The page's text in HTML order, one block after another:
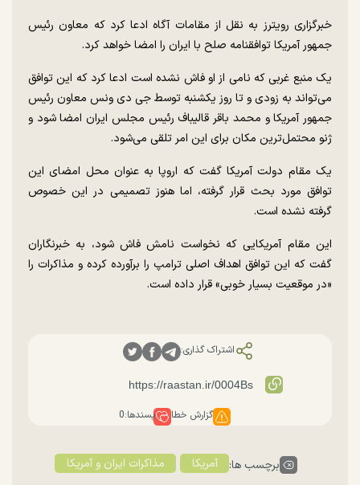
خبرگزاری رویترز به نقل از مقامات آگاه ادعا کرد که معاون رئیس
جمهور آمریکا توافقنامه صلح با ایران را امضا خواهد کرد.
یک منبع غربی که نامی از او فاش نشده است ادعا کرد که این توافق
می‌تواند به زودی و تا روز یکشنبه توسط جی دی ونس معاون رئیس
جمهور آمریکا و محمد باقر قالیباف رئیس مجلس ایران امضا شود و
ژنو محتمل‌ترین مکان برای این امر تلقی می‌شود.
یک مقام دولت آمریکا گفت که اروپا به عنوان محل امضای این
توافق مورد بحث قرار گرفته، اما هنوز تصمیمی در این خصوص
گرفته نشده است.
این مقام آمریکایی که نخواست نامش فاش شود، به خبرنگاران
گفت که این توافق اهداف اصلی ترامپ را برآورده کرده و مذاکرات را
«در موقعیت بسیار خوبی» قرار داده است.
اشتراک گذاری:
گزارش خطا پسندها:0
برچسب ها: آمریکا مذاکرات ایران و آمریکا